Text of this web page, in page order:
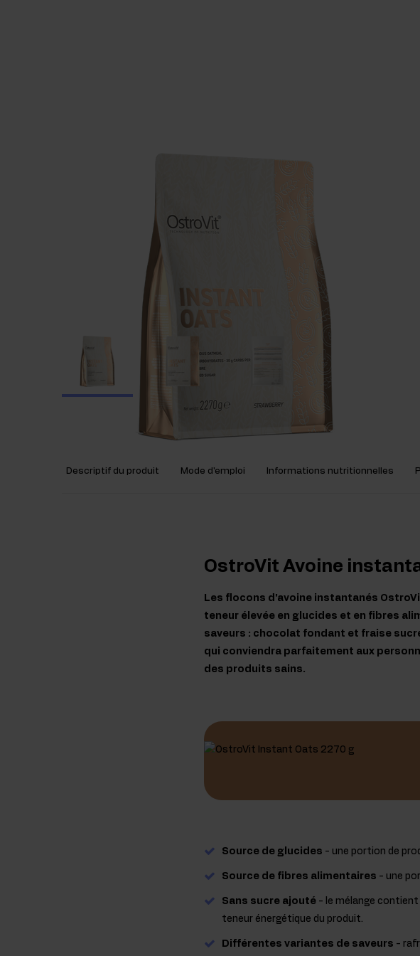
Descriptif du produit Mode d'emploi Informations nutritionnelles
OstroVit Avoine
Les flocons d'avoine instantanés
teneur élevée en glucides et en fibres
saveurs : chocolat fondant et fraise
qui conviendra parfaitement aux
des produits sains.
Source de glucides - une portion de
Source de fibres alimentaires - une
Sans sucre ajouté - le mélange contient
teneur énergétique du produit.
Différentes variantes de saveurs -